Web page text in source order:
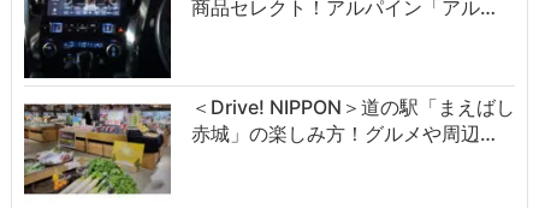
商品セレクト！アルパイン「アル…
＜Drive! NIPPON＞道の駅「まえばし
赤城」の楽しみ方！グルメや周辺…